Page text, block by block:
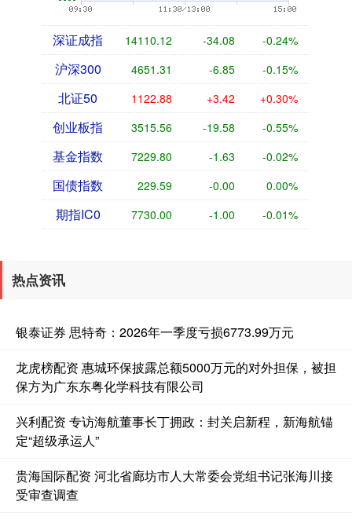
深证成指 14110.12 -34.08 -0.24%
沪深300 4651.31 -6.85 -0.15%
北证50 1122.88 +3.42 +0.30%
创业板指 3515.56 -19.58 -0.55%
基金指数 7229.80 -1.63 -0.02%
国债指数 229.59 -0.00 0.00%
期指IC0 7730.00 -1.00 -0.01%
热点资讯
银泰证券 思特奇：2026年一季度亏损6773.99万元
龙虎榜配资 惠城环保披露总额5000万元的对外担保，被担
保方为广东东粤化学科技有限公司
兴利配资 专访海航董事长丁拥政：封关启新程，新海航锚
定“超级承运人”
贵海国际配资 河北省廊坊市人大常委会党组书记张海川接
受审查调查